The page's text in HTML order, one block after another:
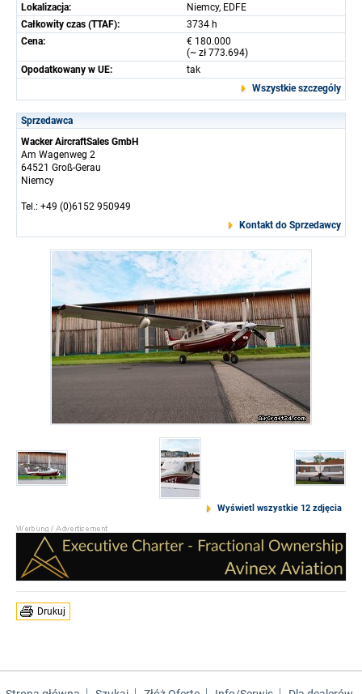
Lokalizacja:
Niemcy, EDFE
Całkowity czas (TTAF):
3734 h
Cena:
€ 180.000
(~ zł 773.694)
Opodatkowany w UE:
tak
Wszystkie szczególy
Sprzedawca
Wacker AircraftSales GmbH
Am Wagenweg 2
64521 Groß-Gerau
Niemcy
Tel.: +49 (0)6152 950949
Kontakt do Sprzedawcy
Wyświetl wszystkie 12 zdjęcia
Drukuj